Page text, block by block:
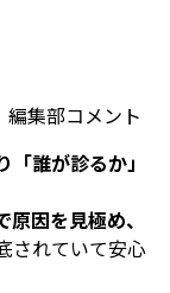
編集部コメント
「誰が診るか」
因を見極め、
されていて安心